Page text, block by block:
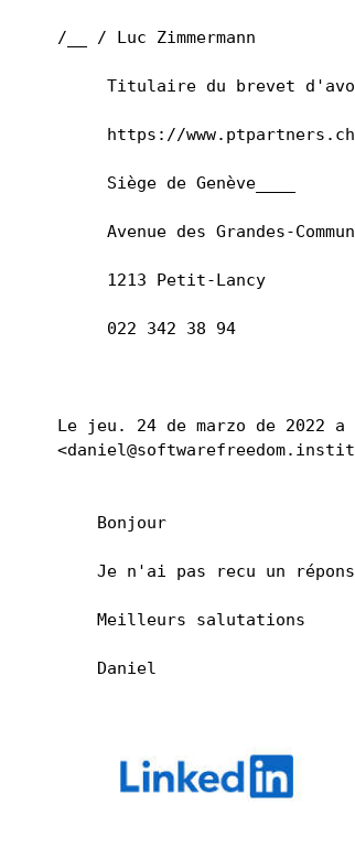
​​/__ / Luc Zimmermann
Titulaire du brevet
https://
     Siège de Genève____
Avenue des Grandes-
     1213 Petit-Lancy
     022 342 38 94
Le jeu. 24 de marzo de 2022
    Bonjour
Je n'ai pas recu un
    Meilleurs salutations
    Daniel